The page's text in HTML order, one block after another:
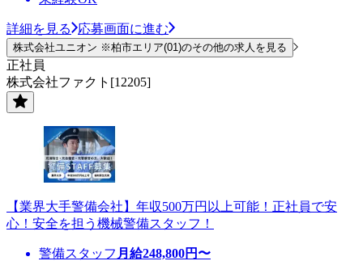
詳細を見る 応募画面に進む
株式会社ユニオン ※柏市エリア(01)のその他の求人を見る
正社員
株式会社ファクト[12205]
【業界大手警備会社】年収500万円以上可能！正社員で安
心！安全を担う機械警備スタッフ！
警備スタッフ 月給248,800円〜